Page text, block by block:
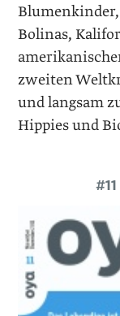
Bolinas,
zweiten
und langsam
Hippies und